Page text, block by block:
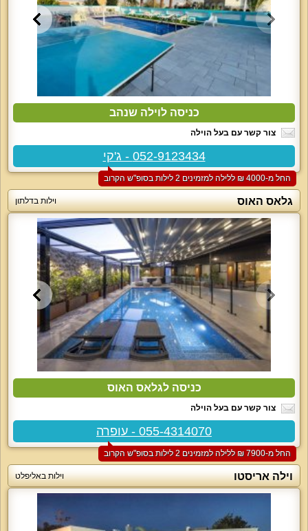
כניסה לוילה שנהב
צור קשר עם בעל הוילה
052-9123434 - ג'קי
החל מ-‏4000 ₪ ללילה למזמינים 2 לילות בסופ"ש הקרוב
גלאס האוס וילות בדלתון
כניסה לגלאס האוס
צור קשר עם בעל הוילה
055-4314070 - עופרה
החל מ-‏7900 ₪ ללילה למזמינים 2 לילות בסופ"ש הקרוב
וילה אריסטו וילות באליפלט